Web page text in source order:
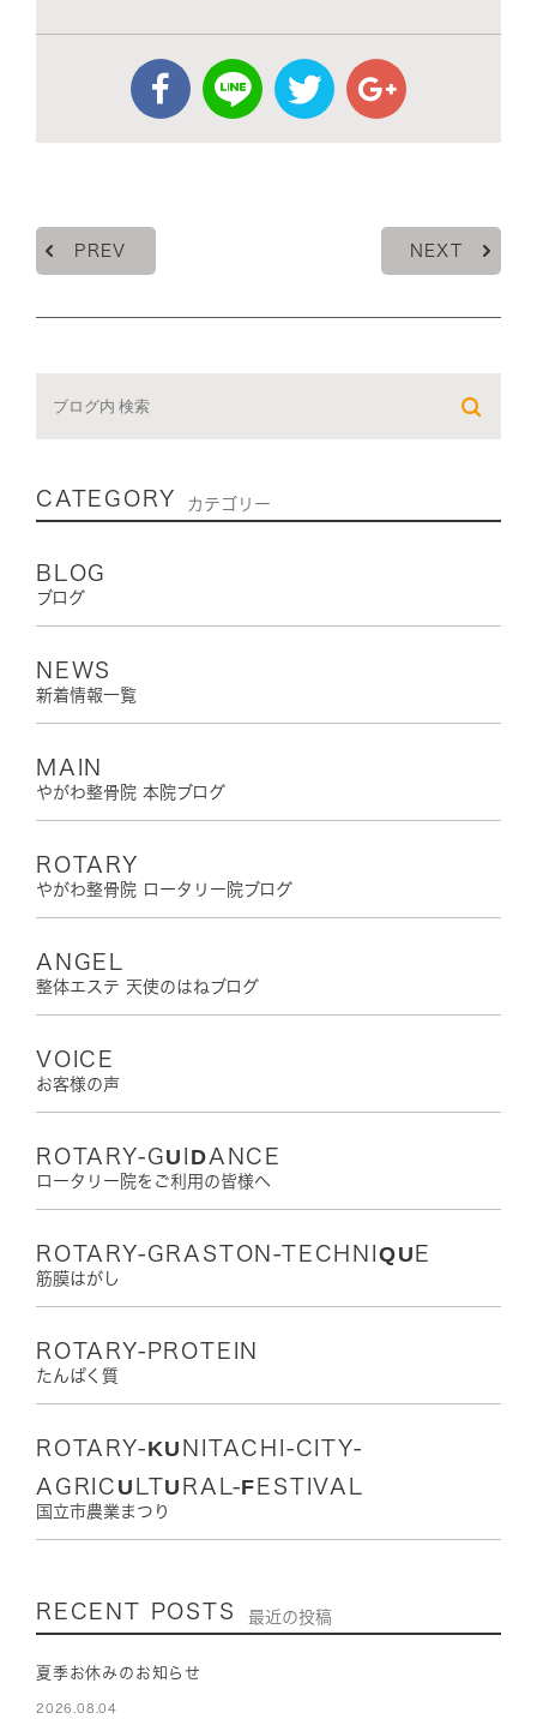
PREV NEXT
CATEGORY カテゴリー
BLOG
ブログ
NEWS
新着情報一覧
MAIN
やがわ整骨院 本院ブログ
ROTARY
やがわ整骨院 ロータリー院ブログ
ANGEL
整体エステ 天使のはねブログ
VOICE
お客様の声
ROTARY-GUIDANCE
ロータリー院をご利用の皆様へ
ROTARY-GRASTON-TECHNIQUE
筋膜はがし
ROTARY-PROTEIN
たんぱく質
ROTARY-KUNITACHI-CITY-
AGRICULTURAL-FESTIVAL
国立市農業まつり
RECENT POSTS 最近の投稿
夏季お休みのお知らせ
2026.08.04